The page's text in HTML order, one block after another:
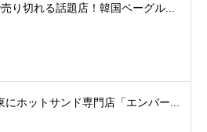
り切れる話題店！韓国ベーグル...
にホットサンド専門店「エンバー...